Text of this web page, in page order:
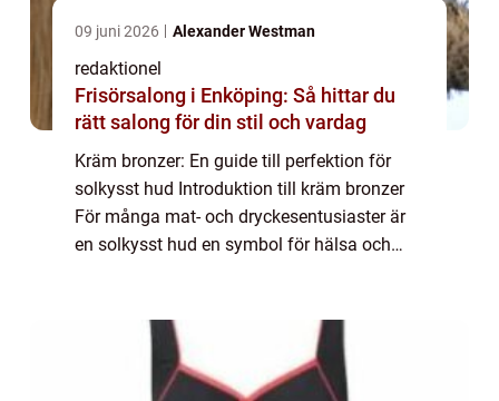
09 juni 2026 Alexander Westman
redaktionel
Frisörsalong i Enköping: Så hittar du
rätt salong för din stil och vardag
Kräm bronzer: En guide till perfektion för
solkysst hud Introduktion till kräm bronzer
För många mat- och dryckesentusiaster är
en solkysst hud en symbol för hälsa och